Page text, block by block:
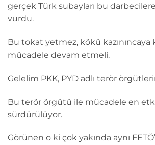
gerçek Türk subayları bu
vurdu.
Bu tokat yetmez, kökü kazınıncaya
mücadele devam etmeli.
Gelelim PKK, PYD adlı terör
Bu terör örgütü ile mücadele en
sürdürülüyor.
Görünen o ki çok yakında aynı